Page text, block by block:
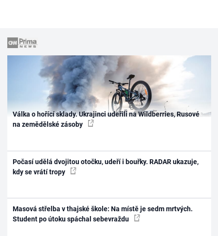
Válka o hořící sklady. Ukrajinci udeřili na Wildberries, Rusové
na zemědělské zásoby
Počasí udělá dvojitou otočku, udeří i bouřky. RADAR ukazuje,
kdy se vrátí tropy
Masová střelba v thajské škole: Na místě je sedm mrtvých.
Student po útoku spáchal sebevraždu